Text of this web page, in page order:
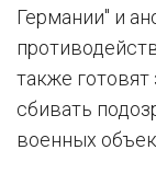
Германии" и
также
сбивать
военных